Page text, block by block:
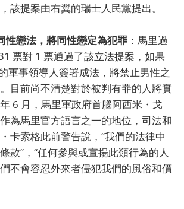
該提案由右翼的瑞士人民黨提出。
性戀法，將同性戀定為犯罪 ：馬里過
票對 1 票通過了該立法提案，如果
軍事領導人簽署成法，將禁止男性之
目前尚不清楚對於被判有罪的人將實
6 月，馬里軍政府首腦阿西米・戈
為馬里官方語言之一的地位，司法和
卡索格此前警告說，“我們的法律中
款”，“任何參與或宣揚此類行為的人
不會容忍外來者侵犯我們的風俗和價